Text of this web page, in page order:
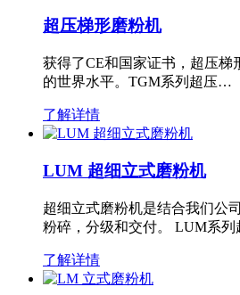
超压梯形磨粉机
获得了CE和国家证书，超压
的世界水平。TGM系列超压…
了解详情
LUM 超细立式磨粉机
超细立式磨粉机是结合我们公
粉碎，分级和交付。 LUM系
了解详情